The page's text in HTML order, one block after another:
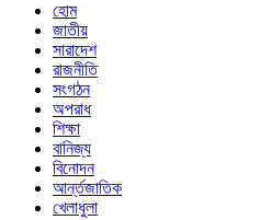
হোম
জাতীয়
সারাদেশ
রাজনীতি
সংগঠন
অপরাধ
শিক্ষা
বানিজ্য
বিনোদন
আর্ন্তজাতিক
খেলাধুলা